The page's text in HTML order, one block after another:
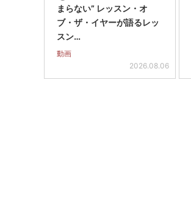
まらない” レッスン・オ
ブ・ザ・イヤーが語るレッ
スン…
動画
2026.08.06